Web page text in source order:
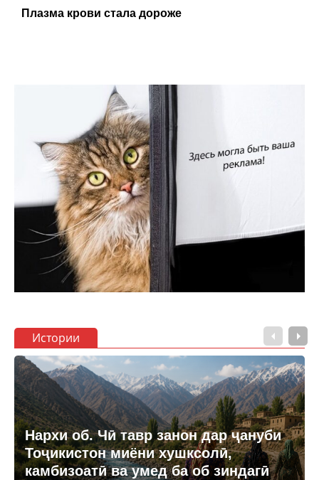
Плазма крови стала дороже
Истории
Нархи об. Чӣ тавр занон дар ҷануби
Тоҷикистон миёни хушксолӣ,
камбизоатӣ ва умед ба об зиндагӣ